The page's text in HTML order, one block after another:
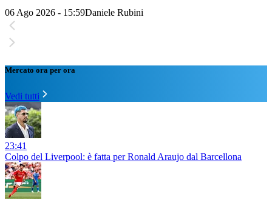
06 Ago 2026 - 15:59Daniele Rubini
Mercato ora per ora
Vedi tutti
23:41
Colpo del Liverpool: è fatta per Ronald Araujo dal Barcellona